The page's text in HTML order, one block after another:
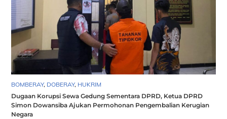
BOMBERAY, DOBERAY, HUKRIM
Dugaan Korupsi Sewa Gedung Sementara DPRD, Ketua DPRD
Simon Dowansiba Ajukan Permohonan Pengembalian Kerugian
Negara